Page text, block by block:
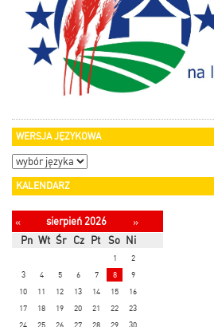
WERSJA JĘZYKOWA
KALENDARZ
« sierpień 2026
»
Pn Wt Śr Cz Pt So Ni
1
2
3
4 5 6 7 8
9
10
11 12 13 14 15
16
17
18 19 20 21 22
23
24
25 26 27 28 29 30